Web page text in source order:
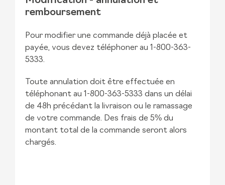
remboursement
Pour modifier une commande déjà placée et
payée, vous devez téléphoner au 1-800-363-
5333.
Toute annulation doit être effectuée en
téléphonant au 1-800-363-5333 dans un délai
de 48h précédant la livraison ou le ramassage
de votre commande. Des frais de 5% du
montant total de la commande seront alors
chargés.